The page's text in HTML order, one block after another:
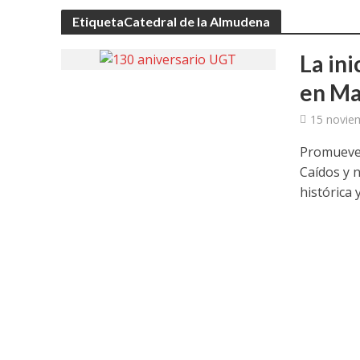
UGT Andalucía
Clausurada la
Rivas acoge la
Javier Bueno, el
El historietista
El
EtiquetaCatedral de la Almudena
La
en
15
Caídos y
histórica